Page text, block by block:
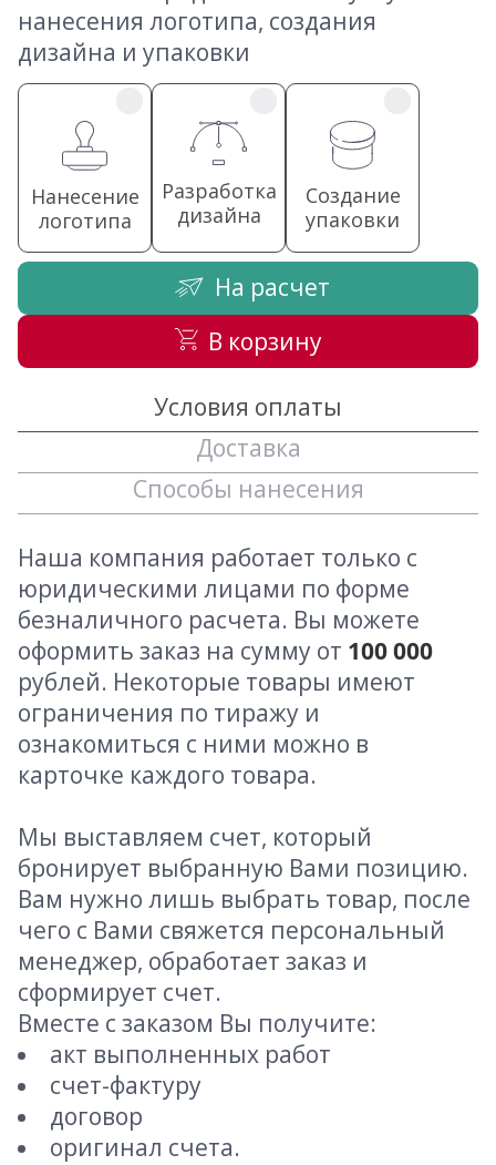
нанесения логотипа, создания
дизайна и упаковки
Нанесение
логотипа
Разработка
дизайна
Создание
упаковки
На расчет
В корзину
Условия оплаты
Доставка
Способы нанесения
Наша компания работает только с
юридическими лицами по форме
безналичного расчета. Вы можете
оформить заказ на сумму от 100 000
рублей. Некоторые товары имеют
ограничения по тиражу и
ознакомиться с ними можно в
карточке каждого товара.
Мы выставляем счет, который
бронирует выбранную Вами позицию.
Вам нужно лишь выбрать товар, после
чего с Вами свяжется персональный
менеджер, обработает заказ и
сформирует счет.
Вместе с заказом Вы получите:
акт выполненных работ
счет-фактуру
договор
оригинал счета.